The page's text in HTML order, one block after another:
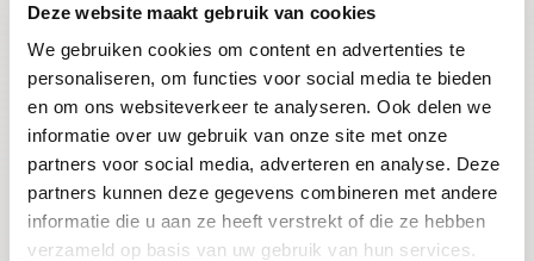
Deze website maakt gebruik van cookies
We gebruiken cookies om content en advertenties te
personaliseren, om functies voor social media te bieden
en om ons websiteverkeer te analyseren. Ook delen we
informatie over uw gebruik van onze site met onze
partners voor social media, adverteren en analyse. Deze
partners kunnen deze gegevens combineren met andere
informatie die u aan ze heeft verstrekt of die ze hebben
verzameld op basis van uw gebruik van hun services.
Blijf op de hoogte
Ontvang het laatste wijnnieuws, proeverijen en
evenementen
E-mailadres
Aanmelden